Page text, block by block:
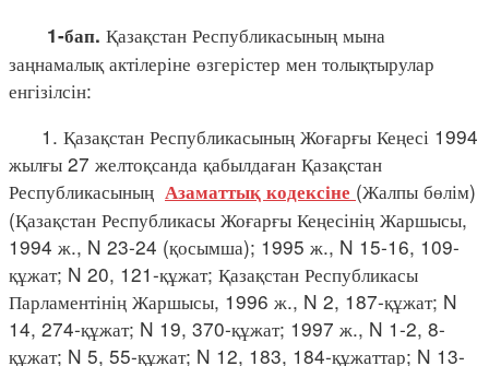
1-бап. Қазақстан Республикасының мына
заңнамалық актілеріне өзгерістер мен толықтырулар
енгізілсін:
1. Қазақстан Республикасының Жоғарғы Кеңесі 1994
жылғы 27 желтоқсанда қабылдаған Қазақстан
Республикасының Азаматтық кодексіне (Жалпы бөлім)
(Қазақстан Республикасы Жоғарғы Кеңесінің Жаршысы,
1994 ж., N 23-24 (қосымша); 1995 ж., N 15-16, 109-
құжат; N 20, 121-құжат; Қазақстан Республикасы
Парламентінің Жаршысы, 1996 ж., N 2, 187-құжат; N
14, 274-құжат; N 19, 370-құжат; 1997 ж., N 1-2, 8-
құжат; N 5, 55-құжат; N 12, 183, 184-құжаттар; N 13-